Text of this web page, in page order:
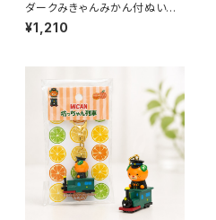
ダークみきゃんみかん付ぬいぐ
るみ
¥1,210